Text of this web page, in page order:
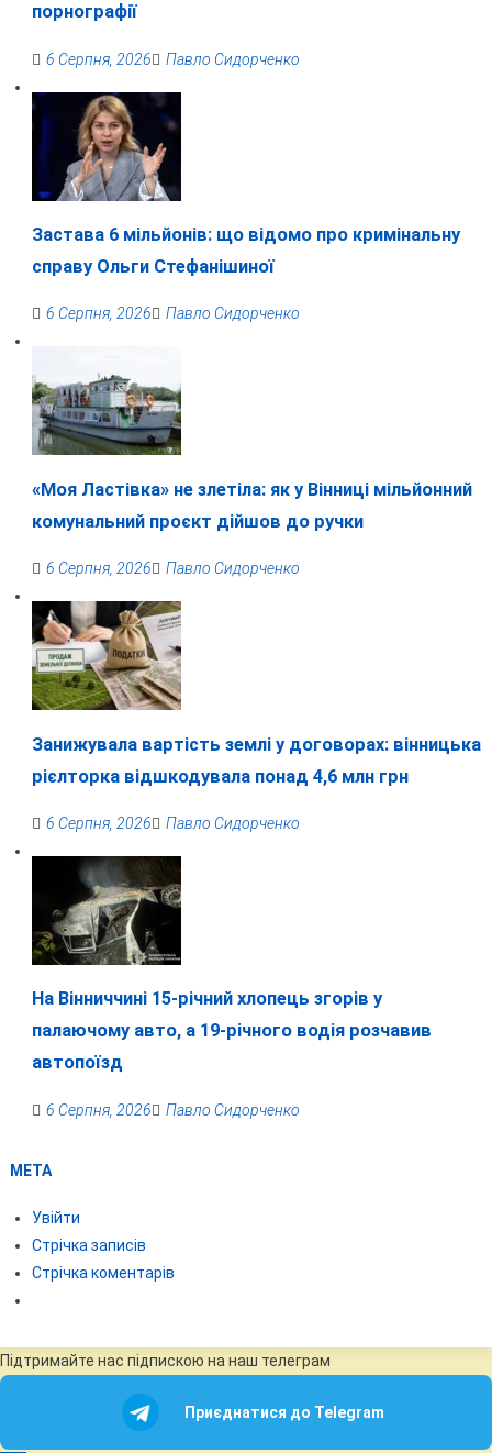
порнографії
6 Серпня, 2026 Павло Сидорченко
Застава 6 мільйонів: що відомо про кримінальну
справу Ольги Стефанішиної
6 Серпня, 2026 Павло Сидорченко
«Моя Ластівка» не злетіла: як у Вінниці мільйонний
комунальний проєкт дійшов до ручки
6 Серпня, 2026 Павло Сидорченко
Занижувала вартість землі у договорах: вінницька
рієлторка відшкодувала понад 4,6 млн грн
6 Серпня, 2026 Павло Сидорченко
На Вінниччині 15-річний хлопець згорів у
палаючому авто, а 19-річного водія розчавив
автопоїзд
6 Серпня, 2026 Павло Сидорченко
МЕТА
Увійти
Стрічка записів
Стрічка коментарів
Підтримайте нас підпискою на наш телеграм
Приєднатися до Telegram